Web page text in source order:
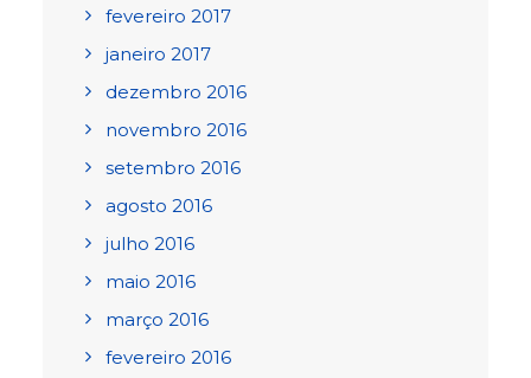
fevereiro 2017
janeiro 2017
dezembro 2016
novembro 2016
setembro 2016
agosto 2016
julho 2016
maio 2016
março 2016
fevereiro 2016